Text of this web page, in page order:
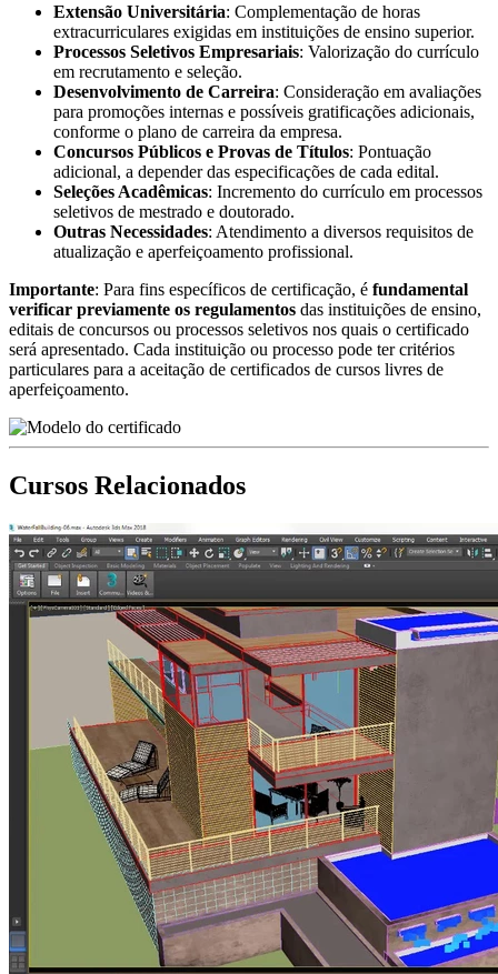
Extensão Universitária: Complementação de horas
extracurriculares exigidas em instituições de ensino superior.
Processos Seletivos Empresariais: Valorização do currículo
em recrutamento e seleção.
Desenvolvimento de Carreira: Consideração em avaliações
para promoções internas e possíveis gratificações adicionais,
conforme o plano de carreira da empresa.
Concursos Públicos e Provas de Títulos: Pontuação
adicional, a depender das especificações de cada edital.
Seleções Acadêmicas: Incremento do currículo em processos
seletivos de mestrado e doutorado.
Outras Necessidades: Atendimento a diversos requisitos de
atualização e aperfeiçoamento profissional.
Importante: Para fins específicos de certificação, é fundamental
verificar previamente os regulamentos das instituições de ensino,
editais de concursos ou processos seletivos nos quais o certificado
será apresentado. Cada instituição ou processo pode ter critérios
particulares para a aceitação de certificados de cursos livres de
aperfeiçoamento.
Cursos Relacionados